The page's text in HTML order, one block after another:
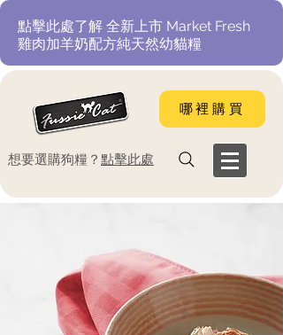
​點擊此處了解 全新上市 Market Fresh
雞肉加羊奶配方純天然幼貓糧
哪裡購買
​想要選購狗糧？ 點擊此處